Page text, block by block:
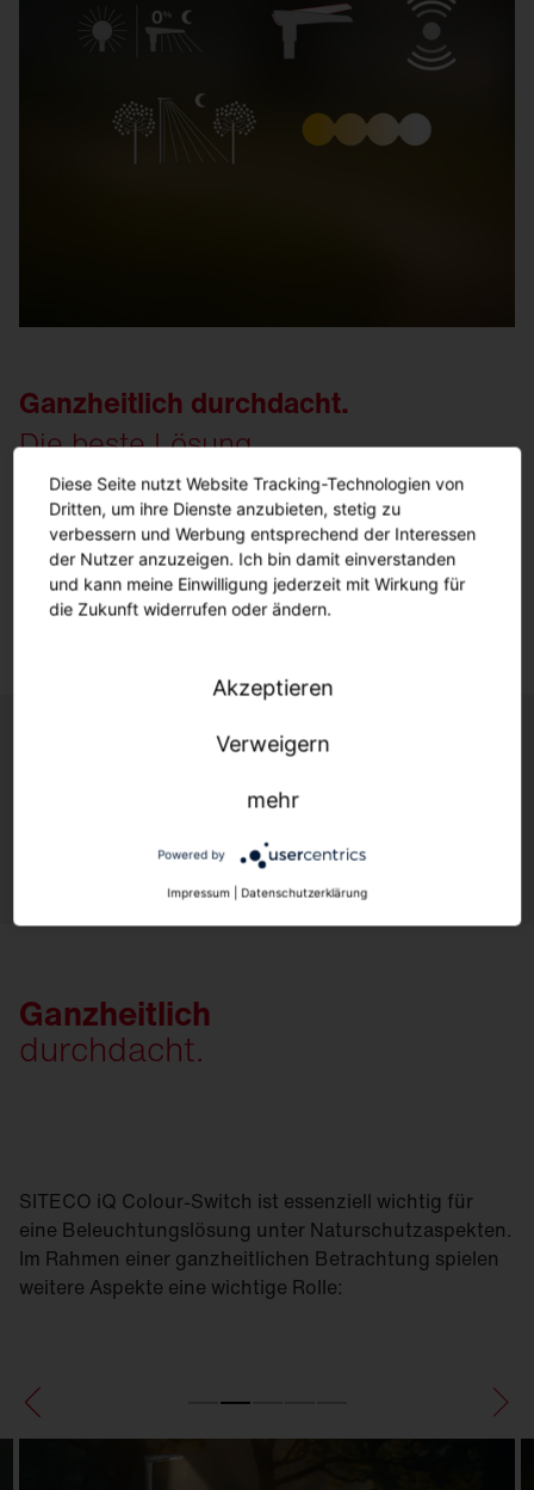
Ganzheitlich durchdacht.
Die beste Lösung
für Ihr Projekt.
Mehrerfahren
Kontaktieren Sie uns!
Ganzheitlich
durchdacht.
SITECO iQ Colour-Switch ist essenziell wichtig für
eine Beleuchtungslösung unter Naturschutzaspekten.
Im Rahmen einer ganzheitlichen Betrachtung spielen
weitere Aspekte eine wichtige Rolle:
Diese Seite nutzt Website Tracking-Technologien von
Dritten, um ihre Dienste anzubieten, stetig zu
verbessern und Werbung entsprechend der Interessen
der Nutzer anzuzeigen. Ich bin damit einverstanden
und kann meine Einwilligung jederzeit mit Wirkung für
die Zukunft widerrufen oder ändern.
Akzeptieren
Verweigern
mehr
Powered by
Impressum Datenschutzerklärung